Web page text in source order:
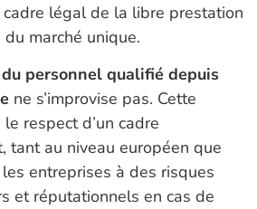
cadre légal de la libre prestation
marché unique.
personnel qualifié depuis
ne s’improvise pas. Cette
respect d’un cadre
tant au niveau européen que
entreprises à des risques
et réputationnels en cas de